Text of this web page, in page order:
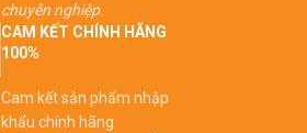
chuyên nghiệp.
CAM KẾT CHÍNH HÃNG
100%
Cam kết sản phẩm nhập
khẩu chính hãng